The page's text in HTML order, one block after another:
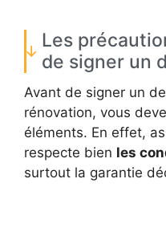
Les
de signer un
Avant de signer un
rénovation, vous
éléments. En effet,
respecte bien les
surtout la garantie